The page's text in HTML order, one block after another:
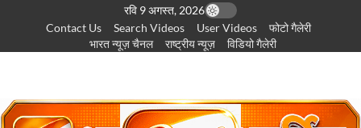
पर
रवि 9 अगस्त, 2026
Contact Us
Search Videos User Videos
फोटो गैलेरी
भारत न्यूज़ चैनल
राष्ट्रीय न्यूज़ विडियो गैलेरी